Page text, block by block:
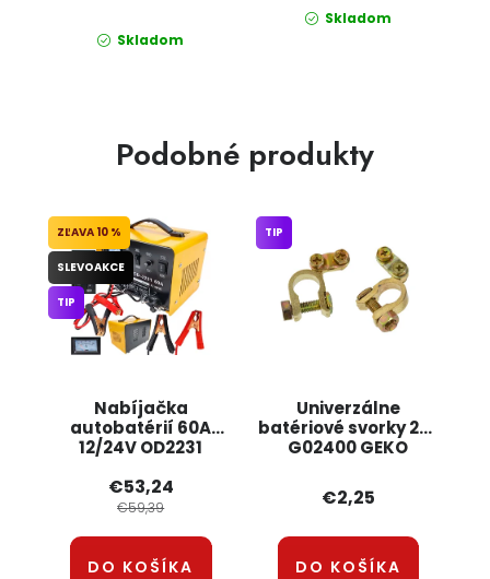
Skladom
Skladom
Podobné produkty
Nabíjačka
autobatérií 60A
12/24V OD2231
10 %
SLEVOAKCE
TIP
€53,24
€59,39
DO KOŠÍKA
Univerzálne
batériové svorky 2ks
G02400 GEKO
TIP
€2,25
DO KOŠÍKA